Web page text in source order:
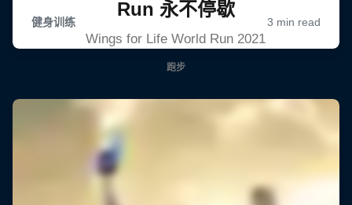
Run 永不停歇
Wings for Life World Run 2021
跑步